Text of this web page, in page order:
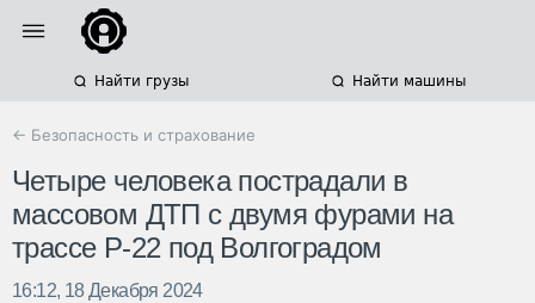
Найти грузы Найти машины
← Безопасность и страхование
Четыре человека пострадали в
массовом ДТП с двумя фурами на
трассе Р-22 под Волгоградом
16:12, 18 Декабря 2024